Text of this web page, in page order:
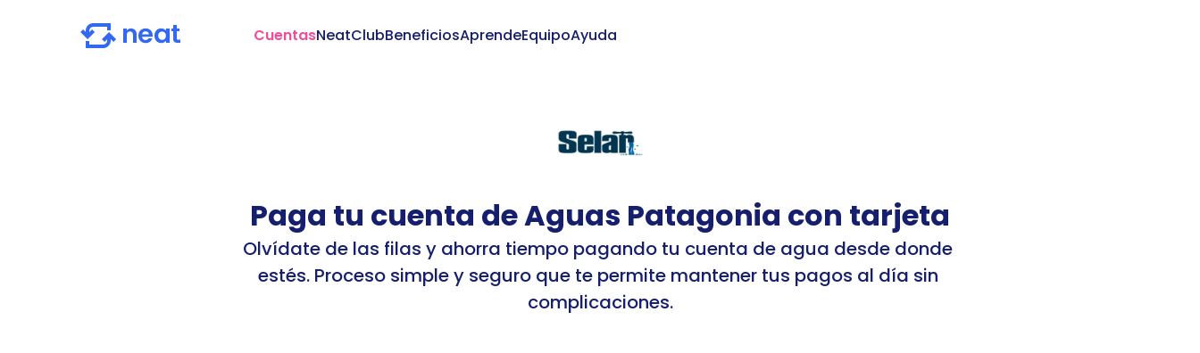
CuentasNeatClubBeneficiosAprendeEquipoAyuda
Paga tu cuenta de Aguas Patagonia con tarjeta
Olvídate de las filas y ahorra tiempo pagando tu cuenta de agua desde donde
estés. Proceso simple y seguro que te permite mantener tus pagos al día sin
complicaciones.